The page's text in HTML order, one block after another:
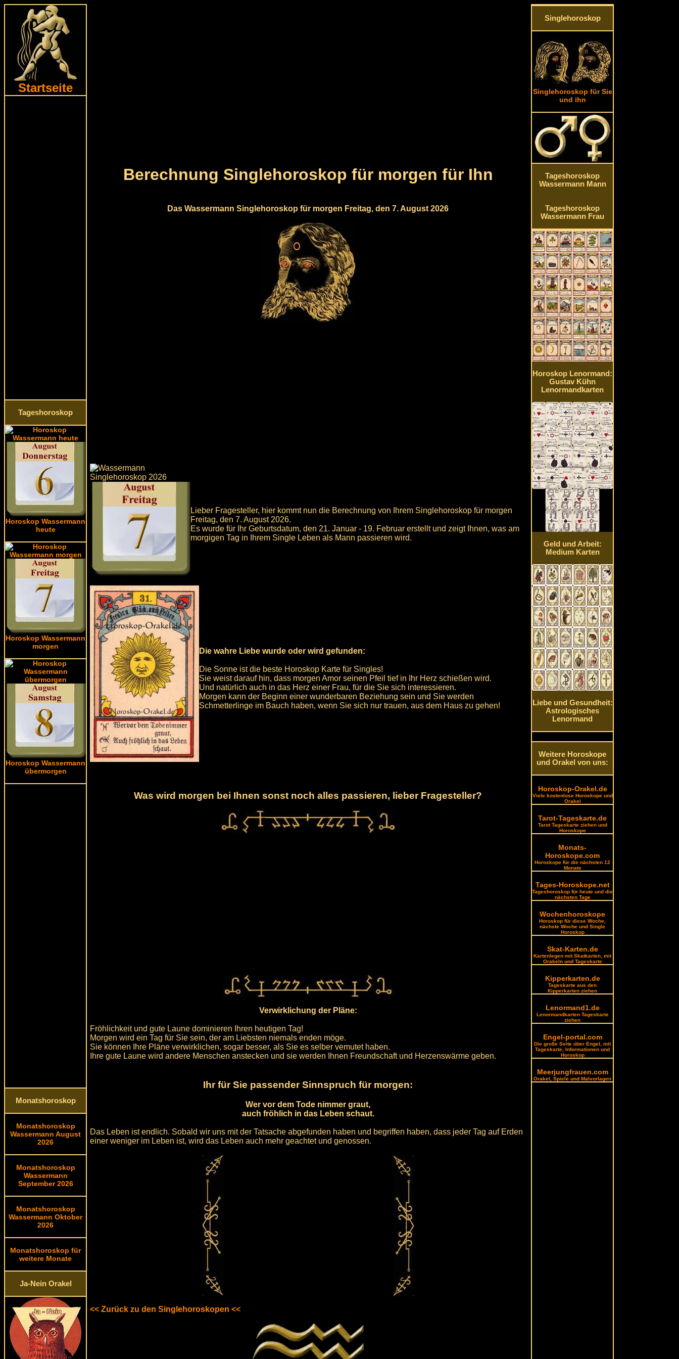
Startseite
Tageshoroskop
Horoskop Wassermann
heute
Horoskop Wassermann
morgen
Horoskop Wassermann
übermorgen
Monatshoroskop
Monatshoroskop
Wassermann August
2026
Monatshoroskop
Wassermann
September 2026
Monatshoroskop
Wassermann Oktober
2026
Monatshoroskop für
weitere Monate
Ja-Nein Orakel
Berechnung Singlehoroskop für morgen für Ihn
Das Wassermann Singlehoroskop für morgen Freitag, den 7. August 2026
Lieber Fragesteller, hier kommt nun die Berechnung von Ihrem Singlehoroskop für morgen
Freitag, den 7. August 2026.
Es wurde für Ihr Geburtsdatum, den 21. Januar - 19. Februar erstellt und zeigt Ihnen, was am
morgigen Tag in Ihrem Single Leben als Mann passieren wird.
Die wahre Liebe wurde oder wird gefunden:
Die Sonne ist die beste Horoskop Karte für Singles!
Sie weist darauf hin, dass morgen Amor seinen Pfeil tief in Ihr Herz schießen wird.
Und natürlich auch in das Herz einer Frau, für die Sie sich interessieren.
Morgen kann der Beginn einer wunderbaren Beziehung sein und Sie werden
Schmetterlinge im Bauch haben, wenn Sie sich nur trauen, aus dem Haus zu gehen!
Was wird morgen bei Ihnen sonst noch alles passieren, lieber Fragesteller?
Verwirklichung der Pläne:
Fröhlichkeit und gute Laune dominieren Ihren heutigen Tag!
Morgen wird ein Tag für Sie sein, der am Liebsten niemals enden möge.
Sie können Ihre Pläne verwirklichen, sogar besser, als Sie es selber vemutet haben.
Ihre gute Laune wird andere Menschen anstecken und sie werden Ihnen Freundschaft und Herzenswärme geben.
Ihr für Sie passender Sinnspruch für morgen:
Wer vor dem Tode nimmer graut,
auch fröhlich in das Leben schaut.
Das Leben ist endlich. Sobald wir uns mit der Tatsache abgefunden haben und begriffen haben, dass jeder Tag auf Erden
einer weniger im Leben ist, wird das Leben auch mehr geachtet und genossen.
<< Zurück zu den Singlehoroskopen <<
Singlehoroskop
Singlehoroskop für Sie
und ihn
Tageshoroskop
Wassermann Mann
Tageshoroskop
Wassermann Frau
Horoskop Lenormand:
Gustav Kühn
Lenormandkarten
Geld und Arbeit:
Medium Karten
Liebe und Gesundheit:
Astrologisches
Lenormand
Weitere Horoskope
und Orakel von uns:
Horoskop-Orakel.de
Viele kostenlose Horoskope und
Orakel
Tarot-Tageskarte.de
Tarot Tageskarte ziehen und
Horoskope
Monats-
Horoskope.com
Horoskope für die nächsten 12
Monate
Tages-Horoskope.net
Tageshoroskop für heute und die
nächsten Tage
Wochenhoroskope
Horoskop für diese Woche,
nächste Woche und Single
Horoskop
Skat-Karten.de
Kartenlegen mit Skatkarten, mit
Orakeln und Tageskarte
Kipperkarten.de
Tageskarte aus den
Kipperkarten ziehen
Lenormand1.de
Lenormandkarten Tageskarte
ziehen
Engel-portal.com
Die große Seite über Engel, mit
Tageskarte, Informationen und
Horoskop
Meerjungfrauen.com
Orakel, Spiele und Malvorlagen